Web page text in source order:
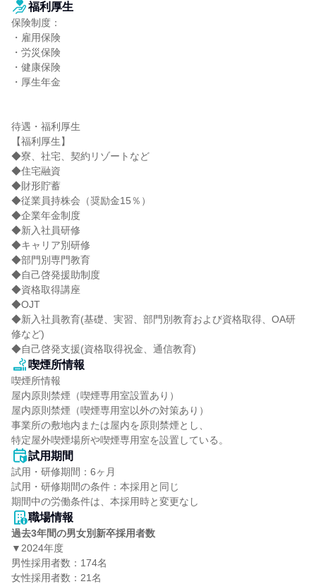
福利厚生
保険制度：
・雇用保険
・労災保険
・健康保険
・厚生年金
待遇・福利厚生
【福利厚生】
◆寮、社宅、契約リゾートなど
◆住宅融資
◆財形貯蓄
◆従業員持株会（奨励金15％）
◆企業年金制度
◆新入社員研修
◆キャリア別研修
◆部門別専門教育
◆自己啓発援助制度
◆資格取得講座
◆OJT
◆新入社員教育(基礎、実習、部門別教育および資格取得、OA研
修など)
◆自己啓発支援(資格取得祝金、通信教育)
喫煙所情報
喫煙所情報
屋内原則禁煙（喫煙専用室設置あり）
屋内原則禁煙（喫煙専用室以外の対策あり）
事業所の敷地内または屋内を原則禁煙とし、
特定屋外喫煙場所や喫煙専用室を設置している。
試用期間
試用・研修期間：6ヶ月
試用・研修期間の条件：本採用と同じ
職場情報
過去3年間の男女別新卒採用者数
▼2024年度
男性採用者数：174名
女性採用者数：21名